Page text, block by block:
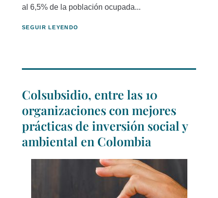
al 6,5% de la población ocupada...
SEGUIR LEYENDO
Colsubsidio, entre las 10
organizaciones con mejores
prácticas de inversión social y
ambiental en Colombia